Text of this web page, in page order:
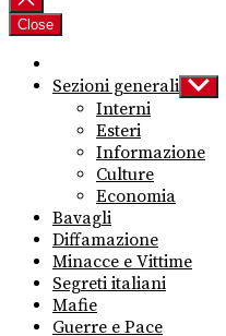
Close
Sezioni generali Show
sub
Interni
Esteri
Informazione
Culture
Economia
Bavagli
Diffamazione
Minacce e Vittime
Segreti italiani
Mafie
Guerre e Pace